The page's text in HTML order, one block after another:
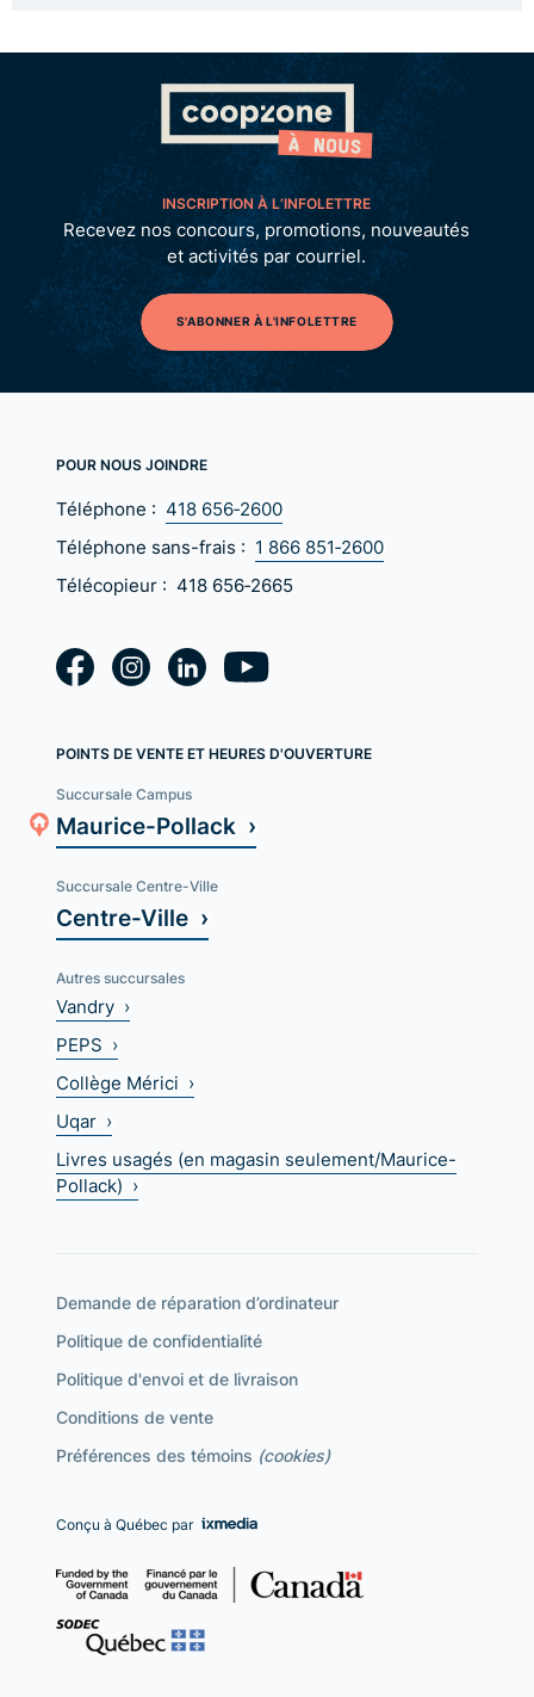
INSCRIPTION À L’INFOLETTRE
Recevez nos concours, promotions, nouveautés
et activités par courriel.
S'ABONNER À L'INFOLETTRE
POUR NOUS JOINDRE
Téléphone : 418 656‑2600
Téléphone sans-frais : 1 866 851‑2600
Télécopieur : 418 656‑2665
POINTS DE VENTE ET HEURES D'OUVERTURE
Succursale Campus
Maurice-Pollack ›
Succursale Centre-Ville
Centre-Ville ›
Autres succursales
Vandry ›
PEPS ›
Collège Mérici ›
Uqar ›
Livres usagés (en magasin seulement/Maurice-
Pollack) ›
Demande de réparation d’ordinateur
Politique de confidentialité
Politique d'envoi et de livraison
Conditions de vente
Préférences des témoins (cookies)
Conçu à Québec par